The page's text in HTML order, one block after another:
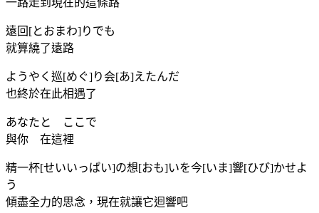
遠回[とおまわ]りでも
就算繞了遠路
ようやく巡[めぐ]り会[あ]えたんだ
也終於在此相遇了
あなたと ここで
與你 在這裡
精一杯[せいいっぱい]の想[おも]いを今[いま]響[ひび]かせよ
う
傾盡全力的思念，現在就讓它迴響吧